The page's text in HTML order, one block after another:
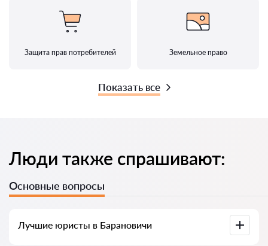
Защита прав потребителей Земельное право
Показать все
Люди также спрашивают:
Основные вопросы
Лучшие юристы в Барановичи